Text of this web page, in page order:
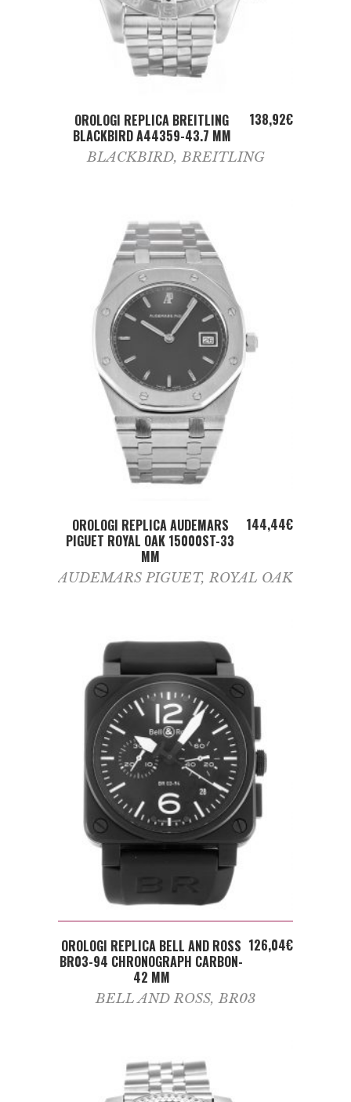
ADD TO CART
OROLOGI REPLICA BREITLING
BLACKBIRD A44359-43.7 MM
138,92€
BLACKBIRD,BREITLING
ADD TO CART
OROLOGI REPLICA AUDEMARS
PIGUET ROYAL OAK 15000ST-33
MM
144,44€
AUDEMARS PIGUET, ROYAL OAK
ADD TO CART
OROLOGI REPLICA BELL AND ROSS
BR03-94 CHRONOGRAPH CARBON-
42 MM
126,04€
BELL AND ROSS,BR03